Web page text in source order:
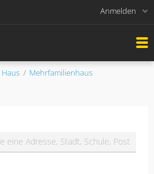
Anmelden
Haus Mehrfamilienhaus